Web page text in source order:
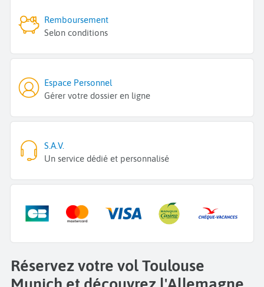
Remboursement
Selon conditions
Espace Personnel
Gérer votre dossier en ligne
S.A.V.
Un service dédié et personnalisé
Réservez votre vol Toulouse